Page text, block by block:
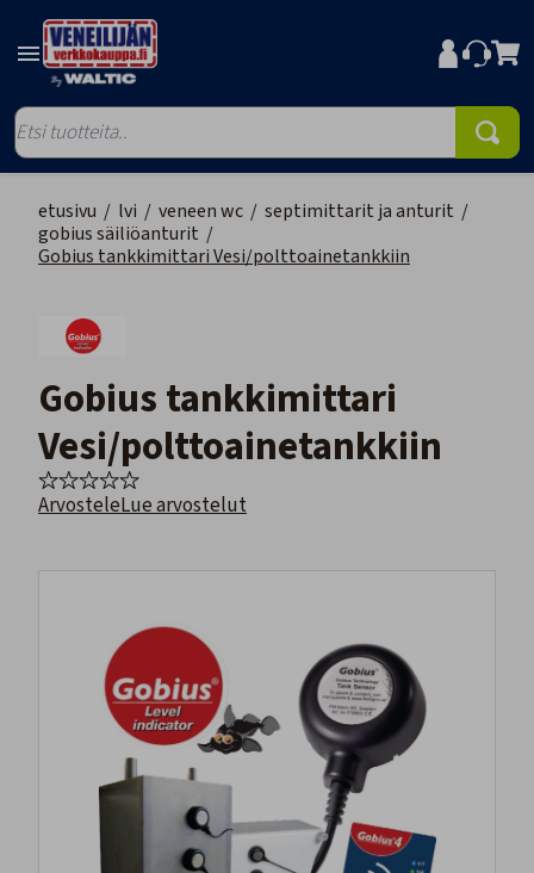
etusivu / lvi / veneen wc / septimittarit ja anturit /
gobius säiliöanturit /
Gobius tankkimittari Vesi/polttoainetankkiin
Gobius tankkimittari
Vesi/polttoainetankkiin
ArvosteleLue arvostelut